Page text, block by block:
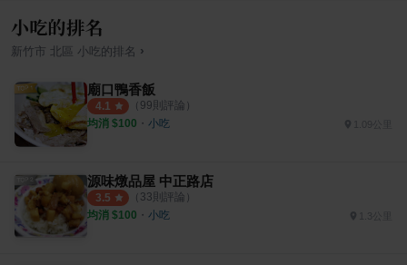
小吃的排名
新竹市 北區 小吃 的排名 ›
廟口鴨香飯
4.1 （ 99則評論）
均消 $100 ・ 小吃
源味燉品屋 中正路店
3.5 （ 33則評論）
均消 $100 ・ 小吃